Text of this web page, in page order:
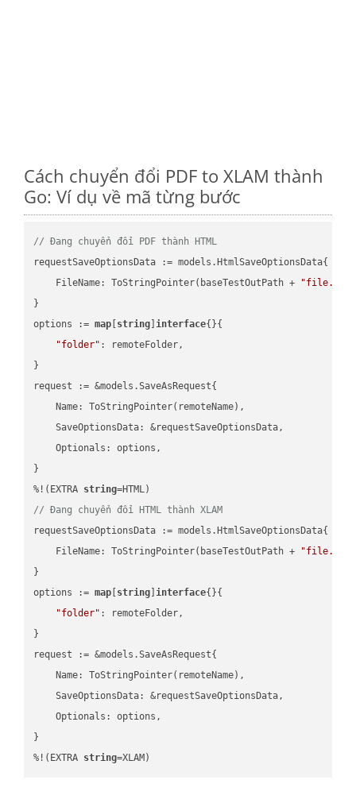
Cách chuyển đổi PDF to XLAM thành
Go: Ví dụ về mã từng bước
// Đang chuyển đổi PDF thành HTML
requestSaveOptionsData := models.HtmlSaveOptionsData{
    FileName: ToStringPointer(baseTestOutPath +
"file.PDF"
}
options := map string ]interface{}{
"folder" : remoteFolder,
}
request := &models.SaveAsRequest{
    Name: ToStringPointer(remoteName),
    SaveOptionsData: &requestSaveOptionsData,
    Optionals: options,
}
%!(EXTRA string
// Đang chuyển đổi HTML thành XLAM
requestSaveOptionsData := models.HtmlSaveOptionsData{
    FileName: ToStringPointer(baseTestOutPath +
}
options := map string ]interface{}{
"folder" : remoteFolder,
}
request := &models.SaveAsRequest{
    Name: ToStringPointer(remoteName),
    SaveOptionsData: &requestSaveOptionsData,
    Optionals: options,
}
%!(EXTRA string=XLAM)